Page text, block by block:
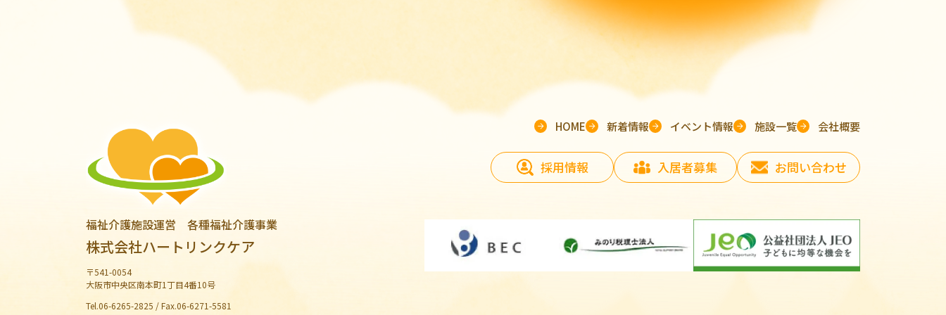
福祉介護施設運営 各種福祉介護事業
株式会社ハートリンクケア
〒541-0054
大阪市中央区南本町1丁目4番10号
Tel.06-6265-2825 / Fax.06-6271-5581
HOME 新着情報 イベント情報 施設一覧 会社概要
採用情報 入居者募集 お問い合わせ